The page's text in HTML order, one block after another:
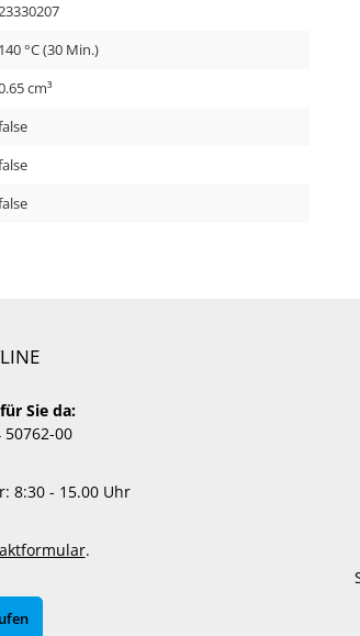
140 °C (30 Min.)
cm³
Sie da:
50762-00
8:30 - 15.00 Uhr
.